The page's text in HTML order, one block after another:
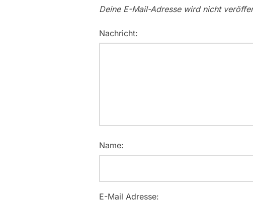
Deine E-Mail-Adresse wird nicht
Nachricht:
Name:
E-Mail Adresse: